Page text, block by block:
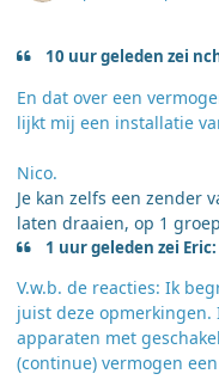
10 uur geleden zei
En dat over een
lijkt mij een installatie
Nico.
Je kan zelfs een zender
laten draaien, op 1
1 uur geleden zei Eric:
V.w.b. de reacties: Ik
juist deze
apparaten met
(continue) vermogen